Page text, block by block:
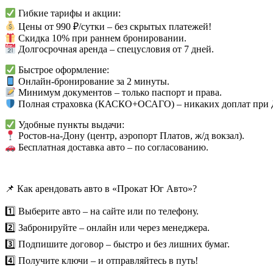
Гибкие тарифы и акции:
Цены от 990 ₽/сутки – без скрытых платежей!
Скидка 10% при раннем бронировании.
Долгосрочная аренда – спецусловия от 7 дней.
Быстрое оформление:
Онлайн-бронирование за 2 минуты.
Минимум документов – только паспорт и права.
Полная страховка (КАСКО+ОСАГО) – никаких доплат
Удобные пункты выдачи:
Ростов-на-Дону (центр, аэропорт Платов, ж/д вокзал).
Бесплатная доставка авто – по согласованию.
📌 Как арендовать авто в «Прокат Юг Авто»?
1️⃣ Выберите авто – на сайте или по телефону.
2️⃣ Забронируйте – онлайн или через менеджера.
3️⃣ Подпишите договор – быстро и без лишних бумаг.
4️⃣ Получите ключи – и отправляйтесь в путь!